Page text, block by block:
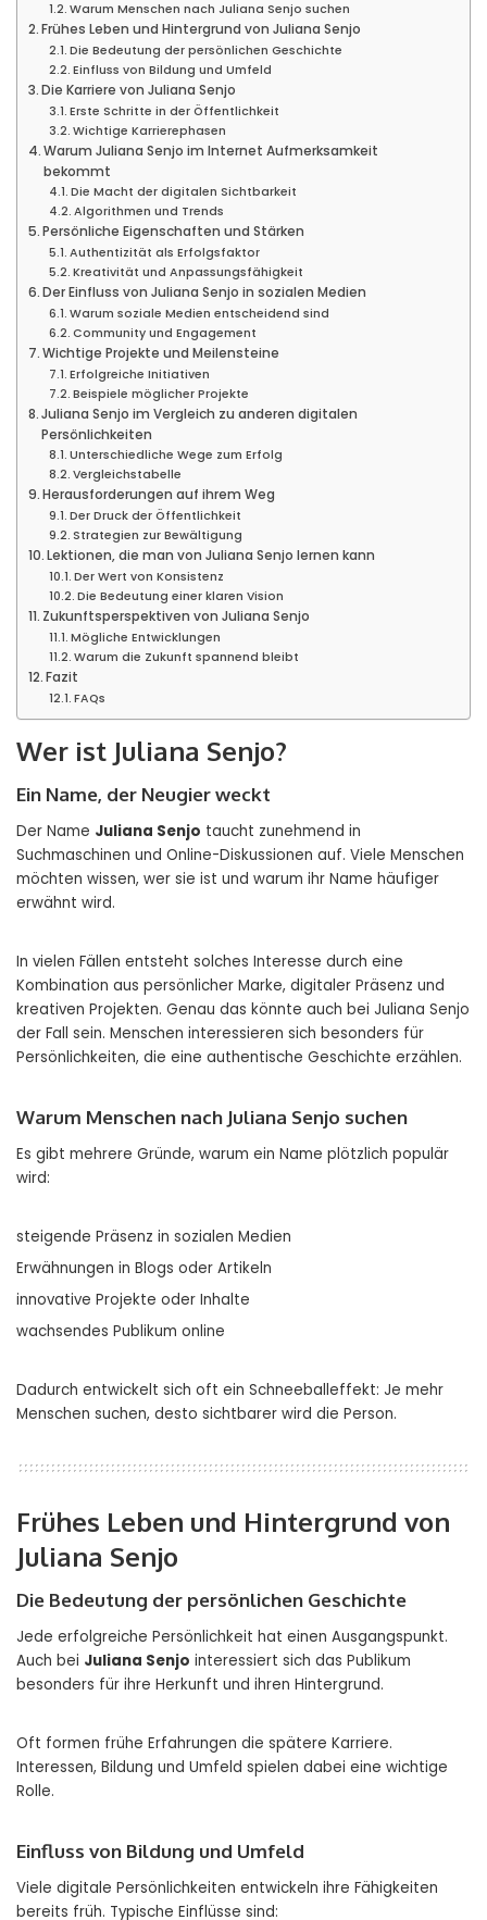
Warum Menschen nach Juliana Senjo suchen
Frühes Leben und Hintergrund von Juliana Senjo
Die Bedeutung der persönlichen Geschichte
Einfluss von Bildung und Umfeld
Die Karriere von Juliana Senjo
Erste Schritte in der Öffentlichkeit
Wichtige Karrierephasen
Warum Juliana Senjo im Internet Aufmerksamkeit
bekommt
Die Macht der digitalen Sichtbarkeit
Algorithmen und Trends
Persönliche Eigenschaften und Stärken
Authentizität als Erfolgsfaktor
Kreativität und Anpassungsfähigkeit
Der Einfluss von Juliana Senjo in sozialen Medien
Warum soziale Medien entscheidend sind
Community und Engagement
Wichtige Projekte und Meilensteine
Erfolgreiche Initiativen
Beispiele möglicher Projekte
Juliana Senjo im Vergleich zu anderen digitalen
Persönlichkeiten
Unterschiedliche Wege zum Erfolg
Vergleichstabelle
Herausforderungen auf ihrem Weg
Der Druck der Öffentlichkeit
Strategien zur Bewältigung
Lektionen, die man von Juliana Senjo lernen kann
Der Wert von Konsistenz
Die Bedeutung einer klaren Vision
Zukunftsperspektiven von Juliana Senjo
Mögliche Entwicklungen
Warum die Zukunft spannend bleibt
Fazit
FAQs
Wer ist Juliana Senjo?
Ein Name, der Neugier weckt
Der Name Juliana Senjo taucht zunehmend in
Suchmaschinen und Online-Diskussionen auf. Viele Menschen
möchten wissen, wer sie ist und warum ihr Name häufiger
erwähnt wird.
In vielen Fällen entsteht solches Interesse durch eine
Kombination aus persönlicher Marke, digitaler Präsenz und
kreativen Projekten. Genau das könnte auch bei Juliana Senjo
der Fall sein. Menschen interessieren sich besonders für
Persönlichkeiten, die eine authentische Geschichte erzählen.
Warum Menschen nach Juliana Senjo suchen
Es gibt mehrere Gründe, warum ein Name plötzlich populär
wird:
steigende Präsenz in sozialen Medien
Erwähnungen in Blogs oder Artikeln
innovative Projekte oder Inhalte
wachsendes Publikum online
Dadurch entwickelt sich oft ein Schneeballeffekt: Je mehr
Menschen suchen, desto sichtbarer wird die Person.
Frühes Leben und Hintergrund von
Juliana Senjo
Die Bedeutung der persönlichen Geschichte
Jede erfolgreiche Persönlichkeit hat einen Ausgangspunkt.
Auch bei Juliana Senjo interessiert sich das Publikum
besonders für ihre Herkunft und ihren Hintergrund.
Oft formen frühe Erfahrungen die spätere Karriere.
Interessen, Bildung und Umfeld spielen dabei eine wichtige
Rolle.
Einfluss von Bildung und Umfeld
Viele digitale Persönlichkeiten entwickeln ihre Fähigkeiten
bereits früh. Typische Einflüsse sind: